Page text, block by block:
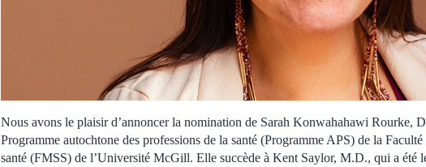
Nous avons le plaisir d’annoncer la nomination de Sarah Konwahahawi Rourke,
Programme autochtone des professions de la santé (Programme APS) de la Faculté
santé (FMSS) de l’Université McGill. Elle succède à Kent Saylor, M.D., qui a été